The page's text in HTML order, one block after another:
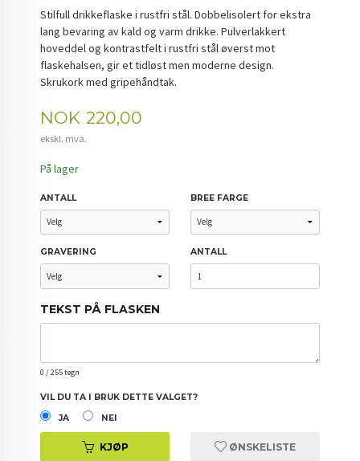
Stilfull drikkeflaske i rustfri stål. Dobbelisolert for ekstra
lang bevaring av kald og varm drikke. Pulverlakkert
hoveddel og kontrastfelt i rustfri stål øverst mot
flaskehalsen, gir et tidløst men moderne design.
Skrukork med gripehåndtak.
Pris
NOK 220,00
ekskl. mva.
På lager
ANTALL BREE FARGE
GRAVERING ANTALL
TEKST PÅ FLASKEN
0 / 255 tegn
VIL DU TA I BRUK DETTE VALGET?
JA
NEI
KJØP ØNSKELISTE